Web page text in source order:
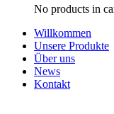
No products in
Willkommen
Unsere Produkte
Über uns
News
Kontakt